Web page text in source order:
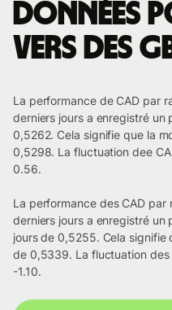
Données
vers des
La performance de CAD par
derniers jours a enregistré
0,5262. Cela signifie que la
0,5298. La fluctuation dee
0.56.
La performance des CAD
derniers jours a enregistré
jours de 0,5255. Cela signifie
de 0,5339. La fluctuation
-1.10.